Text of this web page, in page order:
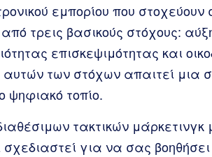
εμπορίου που
τρεις βασικούς στόχους:
επισκεψιμότητας και
των στόχων απαιτεί μια
ψηφιακό τοπίο.
τακτικών μάρκετινγκ
για να σας βοηθήσει